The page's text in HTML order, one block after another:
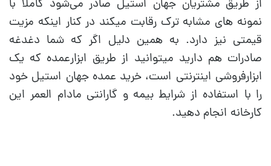
از طریق مشتریان جهان استیل صادر می‌شود کاملا با
نمونه های مشابه ترک رقابت میکند در کنار اینکه مزیت
قیمتی نیز دارد. به همین دلیل اگر که شما دغدغه
صادرات هم دارید میتوانید از طریق ابزارعمده که یک
ابزارفروشی اینترنتی است، خرید عمده جهان استیل خود
را با استفاده از شرایط بیمه و گارانتی مادام العمر این
کارخانه انجام دهید.